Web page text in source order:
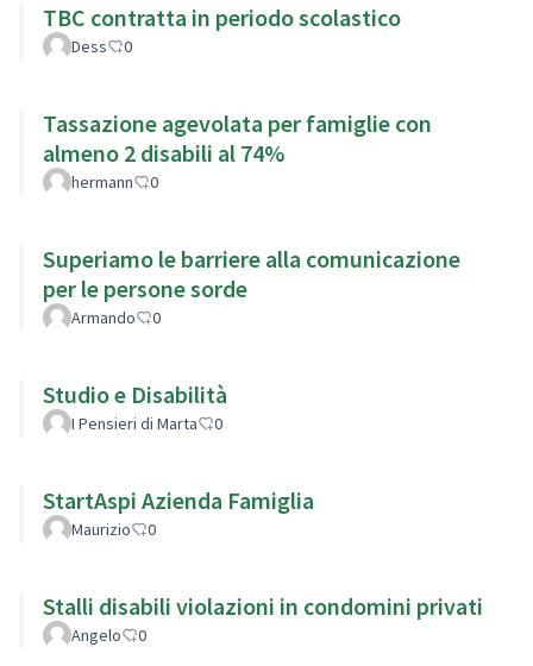
TBC contratta in periodo scolastico
Dess 0
Tassazione agevolata per famiglie con
almeno 2 disabili al 74%
hermann 0
Superiamo le barriere alla comunicazione
per le persone sorde
Armando 0
Studio e Disabilità
I Pensieri di Marta 0
StartAspi Azienda Famiglia
Maurizio 0
Stalli disabili violazioni in condomini privati
Angelo 0